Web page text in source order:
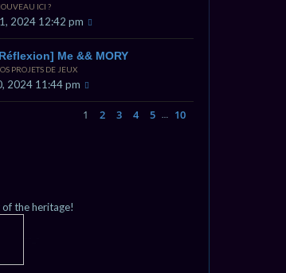
ICI ?
2024 12:42 pm
Me && MORY
PROJETS DE JEUX
2024 11:44 pm
1 2 3 4 5 10